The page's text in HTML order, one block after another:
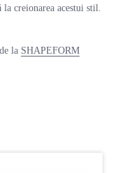
creionarea acestui stil.
la SHAPEFORM